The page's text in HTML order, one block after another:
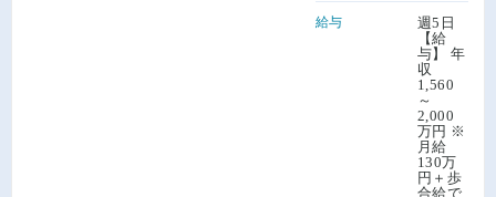
給与
週5日
【給
与】 年
収
1,560
～
2,000
万円 ※
月給
130万
円＋歩
合給で